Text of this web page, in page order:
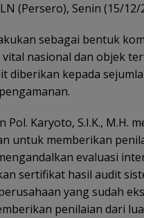
(Persero), Senin (15/
sebagai bentuk
nasional dan objek
diberikan kepada
Pol. Karyoto, S.I.K., M.H.
untuk memberikan
evaluasi
sertifikat hasil audit
yang sudah
penilaian dari